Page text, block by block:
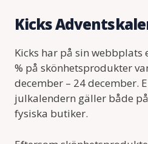
Kicks
Kicks har på sin webbplats
% på skönhetsprodukter
december – 24 december.
julkalendern gäller både
fysiska butiker.